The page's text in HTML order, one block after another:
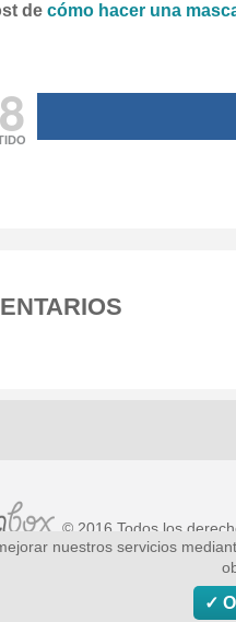
decómo hacer una
© 2016 Todos los
nuestros servicios